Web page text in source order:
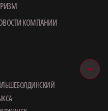
КОМПАНИИ